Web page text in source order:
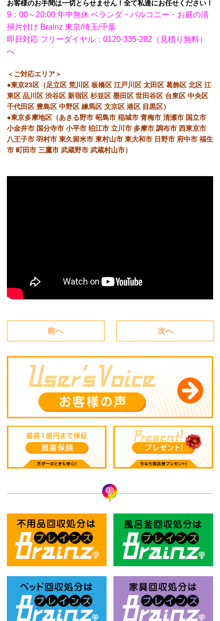
お客様のお手間は一切とらせません！全て私達にお任せください！
9：00～20:00 年中無休 ベランダ・バルコニー・お庭の清
掃片付け Brainz 東京/埼玉/千葉
即日対応 フリーダイヤル：0120-335-282（見積り無料）
へ
＜ご対応エリア＞
●東京23区（足立区 荒川区 板橋区 江戸川区 太田区 葛飾区 北区 江
東区 品川区 渋谷区 新宿区 杉並区 墨田区 世田谷区 台東区 中央区
千代田区 豊島区 中野区 練馬区 文京区 港区 目黒区）
●東京多摩地区（あきる野市 昭島市 稲城市 青梅市 清瀬市 国立市
小金井市 国分寺市 小平市 狛江市 立川市 多摩市 調布市 西東京市
八王子市 羽村市 東久留米市 東村山市 東大和市 日野市 府中市 福生
市 町田市 三鷹市 武蔵野市 武蔵村山市）
前へ 次へ